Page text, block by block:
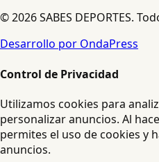
© 2026 SABES DEPORTES.
Desarrollo por OndaPress
Control de Privacidad
Utilizamos cookies para
personalizar anuncios. Al
permites el uso de cookies y
anuncios.